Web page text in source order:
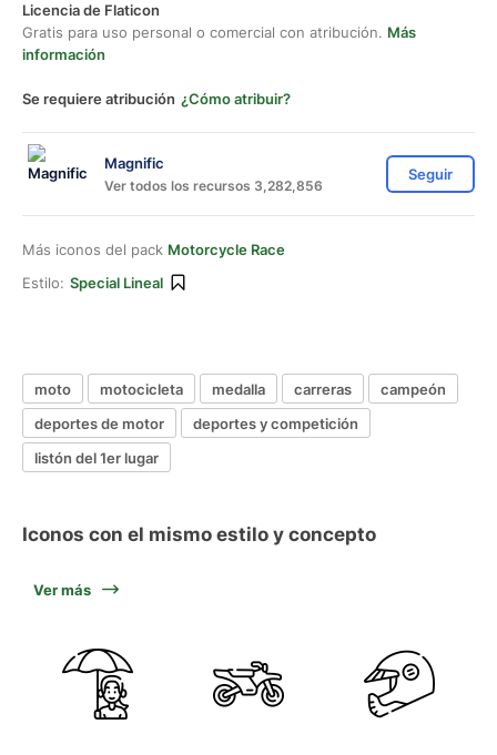
Licencia de Flaticon
Gratis para uso personal o comercial con atribución. Más
información
Se requiere atribución ¿Cómo atribuir?
Magnific
Ver todos los recursos 3,282,856
Seguir
Más iconos del pack Motorcycle Race
Estilo: Special Lineal
moto motocicleta medalla carreras
campeón
deportes de motor
deportes y competición
listón del 1er lugar
Iconos con el mismo estilo y concepto
Ver más